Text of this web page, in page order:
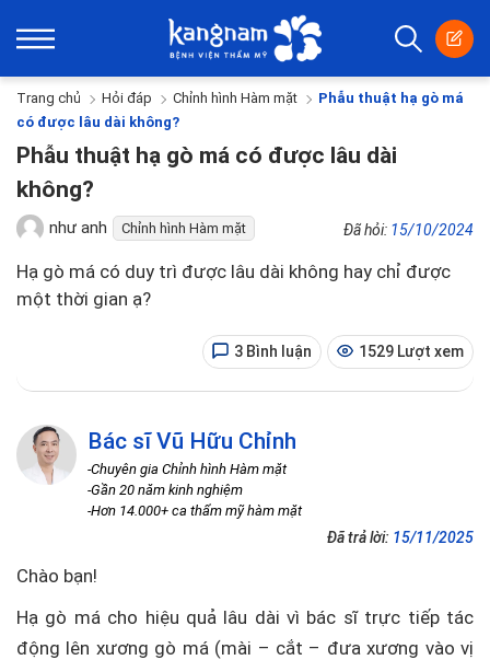
Trang chủ Hỏi đáp Chỉnh hình Hàm mặt
Phẫu thuật hạ gò má
có được lâu dài không?
Phẫu thuật hạ gò má có được lâu dài
không?
như anh Chỉnh hình Hàm mặt Đã hỏi: 15/10/2024
Hạ gò má có duy trì được lâu dài không hay chỉ được
một thời gian ạ?
3 Bình luận 1529 Lượt xem
Bác sĩ Vũ Hữu Chỉnh
-Chuyên gia Chỉnh hình Hàm mặt
-Gần 20 năm kinh nghiệm
-Hơn 14.000+ ca thẩm mỹ hàm mặt
Đã trả lời: 15/11/2025
Chào bạn!
Hạ gò má cho hiệu quả lâu dài vì bác sĩ trực tiếp tác
động lên xương gò má (mài – cắt – đưa xương vào vị